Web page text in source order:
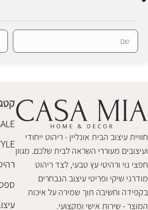
SALE
₪1,280
₪850
הוספה לסל
חוויית עיצוב הבית אונליין - ריהוט ייחודי
ועיצובים מעוררי השראה לבית שלכם. מגוון
חפצי נוי ורהיטי עץ טבעי, לצד ריהוט
מודרני שיקי ופריטי עיצוב הנבחרים
בקפידה וחשיבה תוך שמירה על איכות
המוצר - שירות אישי ומקצועי.